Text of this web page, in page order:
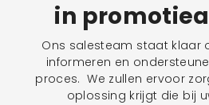
in
Ons salesteam staat klaar
informeren en
proces. We zullen ervoor
oplossing krijgt die bij